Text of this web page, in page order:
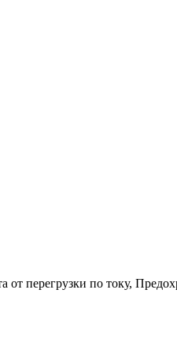
от перегрузки по току,